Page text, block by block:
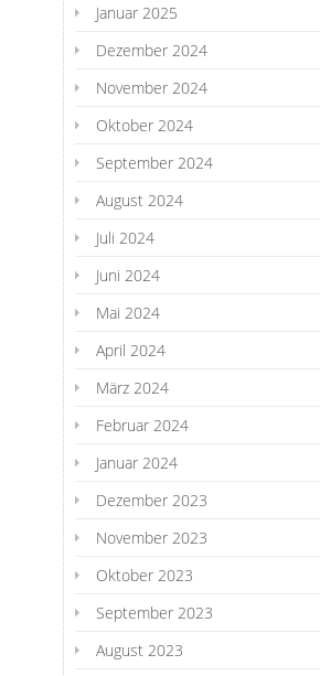
Januar 2025
Dezember 2024
November 2024
Oktober 2024
September 2024
August 2024
Juli 2024
Juni 2024
Mai 2024
April 2024
März 2024
Februar 2024
Januar 2024
Dezember 2023
November 2023
Oktober 2023
September 2023
August 2023